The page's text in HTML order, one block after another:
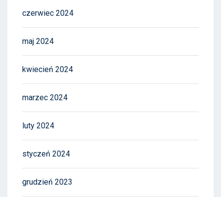
czerwiec 2024
maj 2024
kwiecień 2024
marzec 2024
luty 2024
styczeń 2024
grudzień 2023